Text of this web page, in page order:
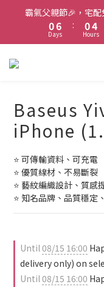
霸氣父親節🎉，宅配
1
0
7
6
5
0
Days
:
1
0
5
4
3
Hours
霸氣父親節🎉，宅配
1
0
7
6
5
0
Days
:
1
0
5
4
3
Hours
新會員送首購
霸氣父親節🎉，宅
8
7
6
5
0 6
5
4
3
2
1
0
:
8
7
6
5
1
0
9
5
4
3
2
1
0
Hours
Baseus
iPhone
⭐ 可傳輸資料、可充電
⭐ 優質線材、不易斷裂
⭐ 藝紋編織設計、質感
⭐ 知名品牌、品質穩定
Until08/15 16:00
delivery only) on
Until08/15 16:00